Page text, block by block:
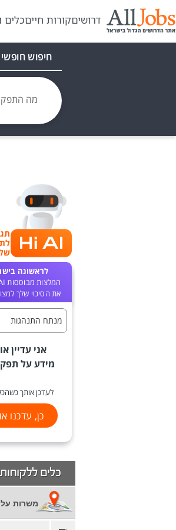
דרושיםקורות חייםכלים
חיפוש חופשי
מה
לראשונה
המלצות מבוססות AI שישפרו
את הסיכוי שלך
מנתח התנהגות
אני עדיין
מידע על
לעדכן אותך
כן, עדכנו
משרות